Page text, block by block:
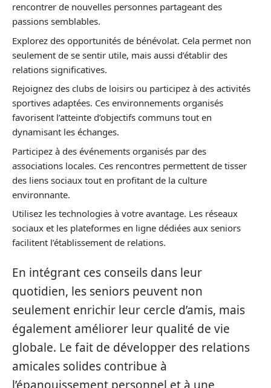
rencontrer de nouvelles personnes partageant des
passions semblables.
Explorez des opportunités de bénévolat. Cela permet non
seulement de se sentir utile, mais aussi d’établir des
relations significatives.
Rejoignez des clubs de loisirs ou participez à des activités
sportives adaptées. Ces environnements organisés
favorisent l’atteinte d’objectifs communs tout en
dynamisant les échanges.
Participez à des événements organisés par des
associations locales. Ces rencontres permettent de tisser
des liens sociaux tout en profitant de la culture
environnante.
Utilisez les technologies à votre avantage. Les réseaux
sociaux et les plateformes en ligne dédiées aux seniors
facilitent l’établissement de relations.
En intégrant ces conseils dans leur
quotidien, les seniors peuvent non
seulement enrichir leur cercle d’amis, mais
également améliorer leur qualité de vie
globale. Le fait de développer des relations
amicales solides contribue à
l’épanouissement personnel et à une